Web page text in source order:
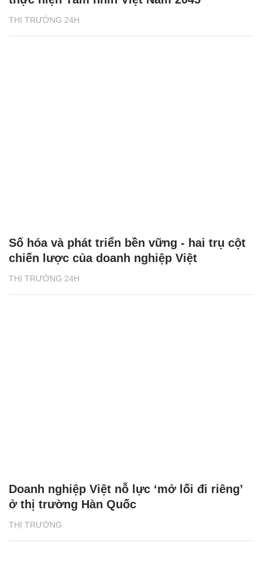
THỊ TRƯỜNG 24H
THỊ TRƯỜNG 24H
Số hóa và phát triển bền vững - hai trụ cột
chiến lược của doanh nghiệp Việt
THỊ TRƯỜNG
Doanh nghiệp Việt nỗ lực ‘mở lối đi riêng’
ở thị trường Hàn Quốc